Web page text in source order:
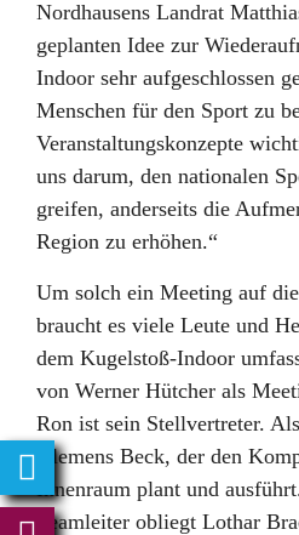
Nordhausens Landrat
geplanten Idee zur
Indoor sehr aufgeschlossen
Menschen für den Sport zu
Veranstaltungskonzepte
uns darum, den nationalen
greifen, anderseits die
Region zu erhöhen.“
Um solch ein Meeting auf
braucht es viele Leute und
dem Kugelstoß-Indoor
von Werner Hütcher als
Ron ist sein Stellvertreter.
Klemens Beck, der den
Innenraum plant und
Teamleiter obliegt Lothar